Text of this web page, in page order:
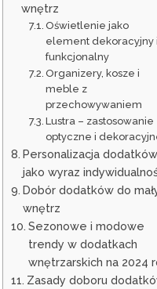
wnętrz
Oświetlenie jako
element dekoracyjny i
funkcjonalny
Organizery, kosze i
meble z
przechowywaniem
Lustra – zastosowanie
optyczne i
Personalizacja dodatków
jako wyraz
Dobór dodatków do
wnętrz
Sezonowe i modowe
trendy w dodatkach
wnętrzarskich na 2024
Zasady doboru